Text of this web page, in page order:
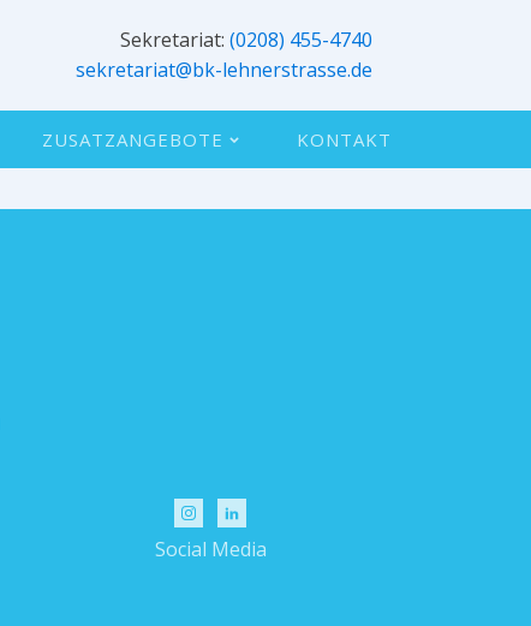
Sekretariat: (0208) 455-4740
sekretariat@bk-lehnerstrasse.de
ZUSATZANGEBOTE KONTAKT
Social Media